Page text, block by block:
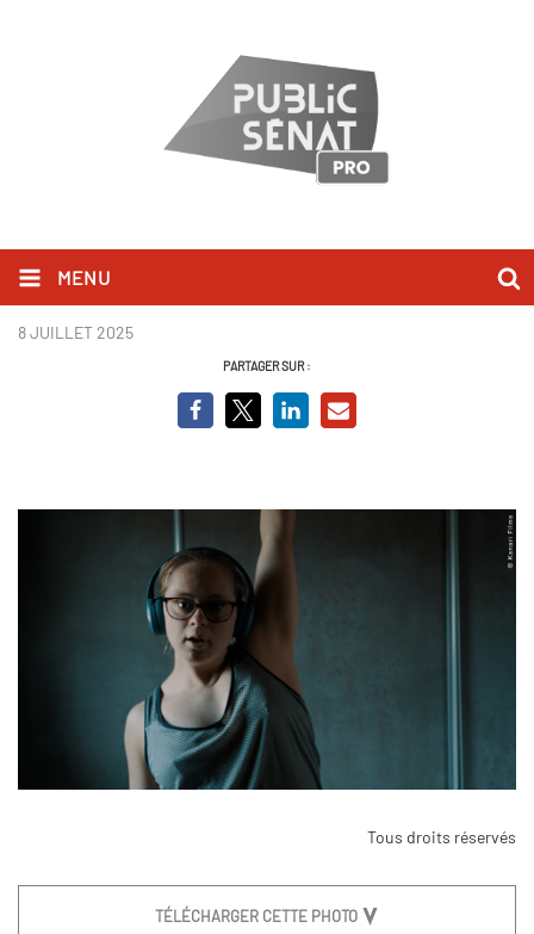
MENU
Inclassables-CleoRenou-02.jpg
8 JUILLET 2025
PARTAGER SUR :
Tous droits réservés
TÉLÉCHARGER CETTE PHOTO